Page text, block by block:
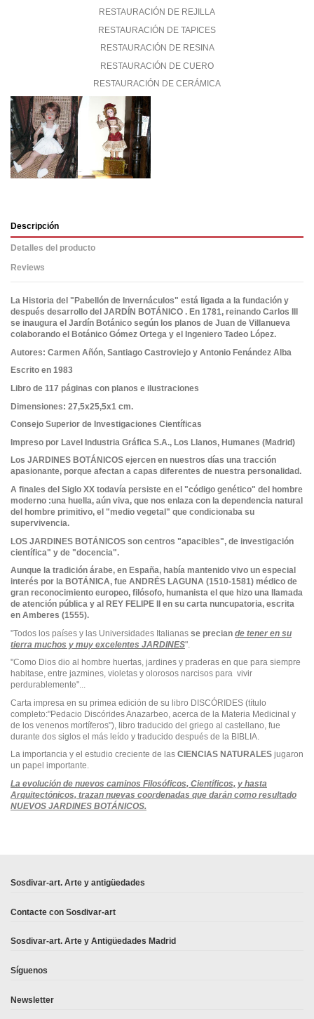
RESTAURACIÓN DE REJILLA
RESTAURACIÓN DE TAPICES
RESTAURACIÓN DE RESINA
RESTAURACIÓN DE CUERO
RESTAURACIÓN DE CERÁMICA
Descripción
Detalles del producto
Reviews
La Historia del "Pabellón de Invernáculos" está ligada a la fundación y
después desarrollo del JARDÍN BOTÁNICO . En 1781, reinando Carlos III
se inaugura el Jardín Botánico según los planos de Juan de Villanueva
colaborando el Botánico Gómez Ortega y el Ingeniero Tadeo López.
Autores: Carmen Añón, Santiago Castroviejo y Antonio Fenández Alba
Escrito en 1983
Libro de 117 páginas con planos e ilustraciones
Dimensiones: 27,5x25,5x1 cm.
Consejo Superior de Investigaciones Científicas
Impreso por Lavel Industria Gráfica S.A., Los Llanos, Humanes (Madrid)
Los JARDINES BOTÁNICOS ejercen en nuestros días una tracción
apasionante, porque afectan a capas diferentes de nuestra personalidad.
A finales del Siglo XX todavía persiste en el "código genético" del hombre
moderno :una huella, aún viva, que nos enlaza con la dependencia natural
del hombre primitivo, el "medio vegetal" que condicionaba su
supervivencia.
LOS JARDINES BOTÁNICOS son centros "apacibles", de investigación
científica" y de "docencia".
Aunque la tradición árabe, en España, había mantenido vivo un especial
interés por la BOTÁNICA, fue ANDRÉS LAGUNA (1510-1581) médico de
gran reconocimiento europeo, filósofo, humanista el que hizo una llamada
de atención pública y al REY FELIPE II en su carta nuncupatoria, escrita
en Amberes (1555).
"Todos los países y las Universidades Italianas se precian de tener en su
tierra muchos y muy excelentes JARDINES".
"Como Dios dio al hombre huertas, jardines y praderas en que para siempre
habitase, entre jazmines, violetas y olorosos narcisos para vivir
perdurablemente"...
Carta impresa en su primea edición de su libro DISCÓRIDES (título
completo:"Pedacio Discórides Anazarbeo, acerca de la Materia Medicinal y
de los venenos mortíferos"), libro traducido del griego al castellano, fue
durante dos siglos el más leído y traducido después de la BIBLIA.
La importancia y el estudio creciente de las CIENCIAS NATURALES jugaron
un papel importante.
La evolución de nuevos caminos Filosóficos, Científicos, y hasta
Arquitectónicos, trazan nuevas coordenadas que darán como resultado
NUEVOS JARDINES BOTÁNICOS.
Sosdivar-art. Arte y antigüedades
Contacte con Sosdivar-art
Sosdivar-art. Arte y Antigüedades Madrid
Síguenos
Newsletter